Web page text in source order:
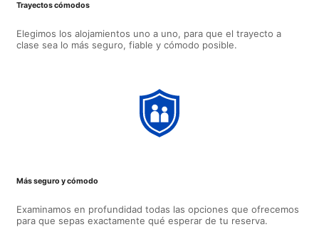
Trayectos cómodos
Elegimos los alojamientos uno a uno, para que el trayecto a
clase sea lo más seguro, fiable y cómodo posible.
Más seguro y cómodo
Examinamos en profundidad todas las opciones que ofrecemos
para que sepas exactamente qué esperar de tu reserva.